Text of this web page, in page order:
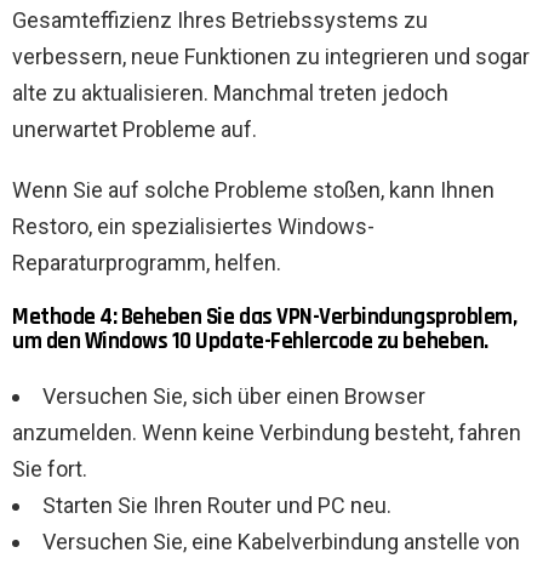
Gesamteffizienz Ihres Betriebssystems zu
verbessern, neue Funktionen zu integrieren und sogar
alte zu aktualisieren. Manchmal treten jedoch
unerwartet Probleme auf.
Wenn Sie auf solche Probleme stoßen, kann Ihnen
Restoro, ein spezialisiertes Windows-
Reparaturprogramm, helfen.
Methode 4: Beheben Sie das VPN-Verbindungsproblem,
um den Windows 10 Update-Fehlercode zu beheben.
Versuchen Sie, sich über einen Browser
anzumelden. Wenn keine Verbindung besteht, fahren
Sie fort.
Starten Sie Ihren Router und PC neu.
Versuchen Sie, eine Kabelverbindung anstelle von